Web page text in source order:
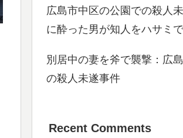
広島市中区の公園での殺人
に酔った男が知人をハサミ
別居中の妻を斧で襲撃：広
の殺人未遂事件
Recent Comments